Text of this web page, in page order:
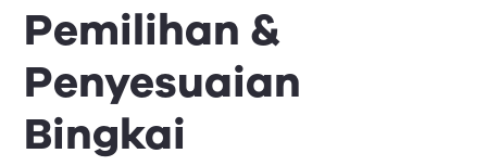
Pemilihan &
Penyesuaian
Bingkai